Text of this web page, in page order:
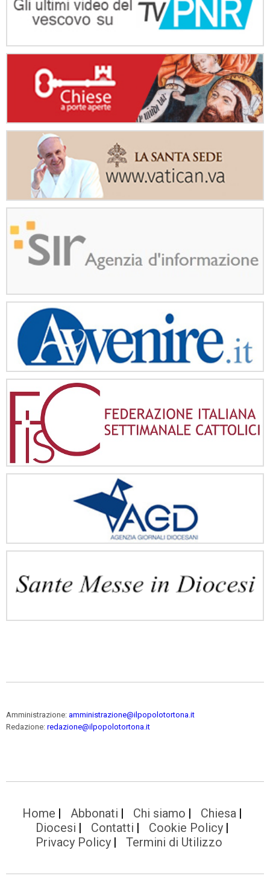
Amministrazione: amministrazione@ilpopolotortona.it
Redazione: redazione@ilpopolotortona.it
Home Abbonati Chi siamo
Chiesa
Diocesi
Contatti
Cookie Policy
Privacy Policy
Termini di Utilizzo